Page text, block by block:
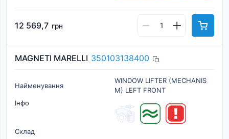
12 569,7 грн
MAGNETI MARELLI 350103138400
Найменування
WINDOW LIFTER (MECHANIS
M) LEFT FRONT
Інфо
Склад